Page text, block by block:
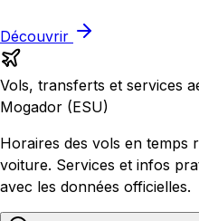
Découvrir
Vols, transferts et services
Mogador (ESU)
Horaires des vols en temps
voiture. Services et infos
avec les données officielles.